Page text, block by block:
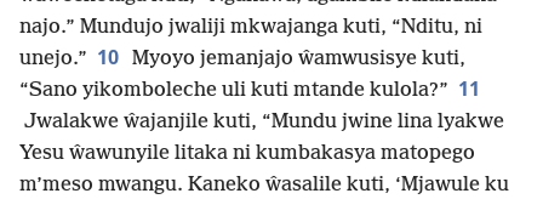
najo.” Mundujo jwaliji mkwajanga kuti, “Nditu, ni
unejo.” 10 Myoyo jemanjajo ŵamwusisye kuti,
“Sano yikomboleche uli kuti mtande kulola?” 11
Jwalakwe ŵajanjile kuti, “Mundu jwine lina lyakwe
Yesu ŵawunyile litaka ni kumbakasya matopego
m’meso mwangu. Kaneko ŵasalile kuti, ‘Mjawule ku